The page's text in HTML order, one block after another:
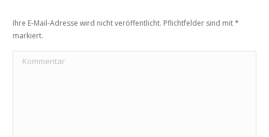
Ihre E-Mail-Adresse wird nicht veröffentlicht. Pflichtfelder sind mit*
markiert.
Kommentar